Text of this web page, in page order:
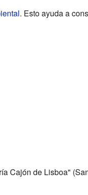
. Esto ayuda a
Cajón de Lisboa"